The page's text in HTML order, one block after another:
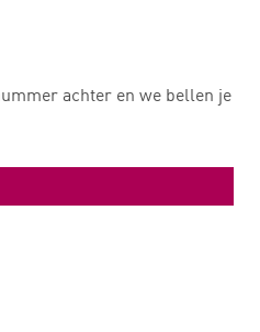
achter en we bellen je